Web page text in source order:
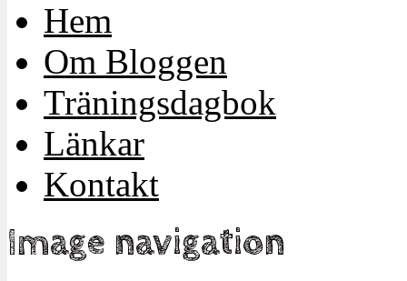
Hem
Om Bloggen
Träningsdagbok
Länkar
Kontakt
Image navigation